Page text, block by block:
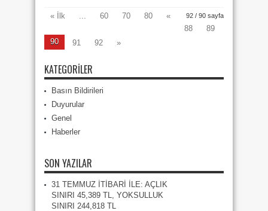
Değerlendirdi
10.08.2018
92 / 90 sayfa
« İlk ... 60 70 80
«
88
89
90
91 92 »
KATEGORILER
Basın Bildirileri
Duyurular
Genel
Haberler
SON YAZILAR
31 TEMMUZ İTİBARİ İLE: AÇLIK
SINIRI 45,389 TL, YOKSULLUK
SINIRI 244,818 TL